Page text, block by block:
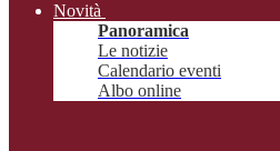
Novità
Panoramica
Le notizie
Calendario eventi
Albo online